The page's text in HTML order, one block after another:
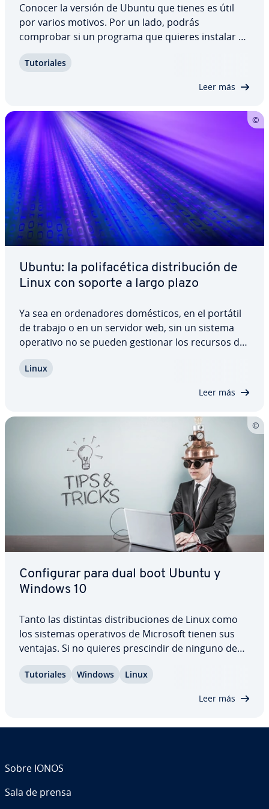
Conocer la versión de Ubuntu que tienes es útil
por varios motivos. Por un lado, podrás
comprobar si un programa que quieres instalar es
para encontrar solución a los problemas que te dé
Tu­to­ria­les
Leer más
Ubuntu: la po­li­fa­cé­ti­ca di­s­tri­bu­ción de
Linux con soporte a largo plazo
Ya sea en or­de­na­do­res do­mé­s­ti­cos, en el portátil
de trabajo o en un servidor web, sin un sistema
operativo no se pueden gestionar los recursos de
han probado su eficacia, los or­de­na­do­res Apple
Linux
Leer más
Co­n­fi­gu­rar para dual boot Ubuntu y
Windows 10
Tanto las distintas di­s­tri­bu­cio­nes de Linux como
los sistemas ope­ra­ti­vos de Microsoft tienen sus
ventajas. Si no quieres pre­s­ci­n­dir de ninguno de
paralelo. Con Dual Boot puedes instalar Windows
Tu­to­ria­les Windows Linux
Leer más
Sobre IONOS
Sala de prensa